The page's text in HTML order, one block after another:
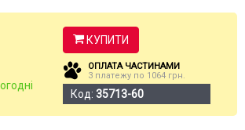
КУПИТИ
ОПЛАТА ЧАСТИНАМИ
3 платежу по 1064 грн.
Код: 35713-60